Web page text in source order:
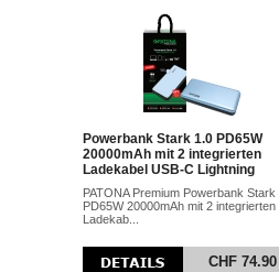
Powerbank Stark 1.0 PD65W
20000mAh mit 2 integrierten
Ladekabel USB-C Lightning
PATONA Premium Powerbank Stark
PD65W 20000mAh mit 2 integrierten
Ladekab...
CHF 74.90